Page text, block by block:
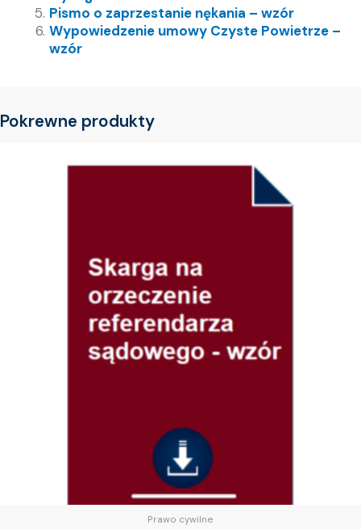
Pismo o zaprzestanie nękania – wzór
Wypowiedzenie umowy Czyste Powietrze –
wzór
Pokrewne produkty
Prawo cywilne